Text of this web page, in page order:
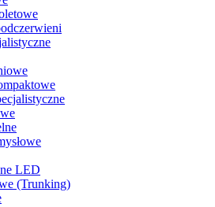
LED
(Trunking)